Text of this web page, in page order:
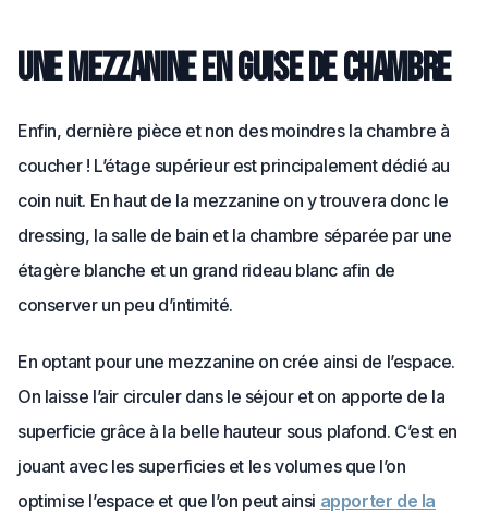
Une mezzanine en guise de chambre
Enfin, dernière pièce et non des moindres la chambre à
coucher ! L’étage supérieur est principalement dédié au
coin nuit. En haut de la mezzanine on y trouvera donc le
dressing, la salle de bain et la chambre séparée par une
étagère blanche et un grand rideau blanc afin de
conserver un peu d’intimité.
En optant pour une mezzanine on crée ainsi de l’espace.
On laisse l’air circuler dans le séjour et on apporte de la
superficie grâce à la belle hauteur sous plafond. C’est en
jouant avec les superficies et les volumes que l’on
optimise l’espace et que l’on peut ainsi apporter de la